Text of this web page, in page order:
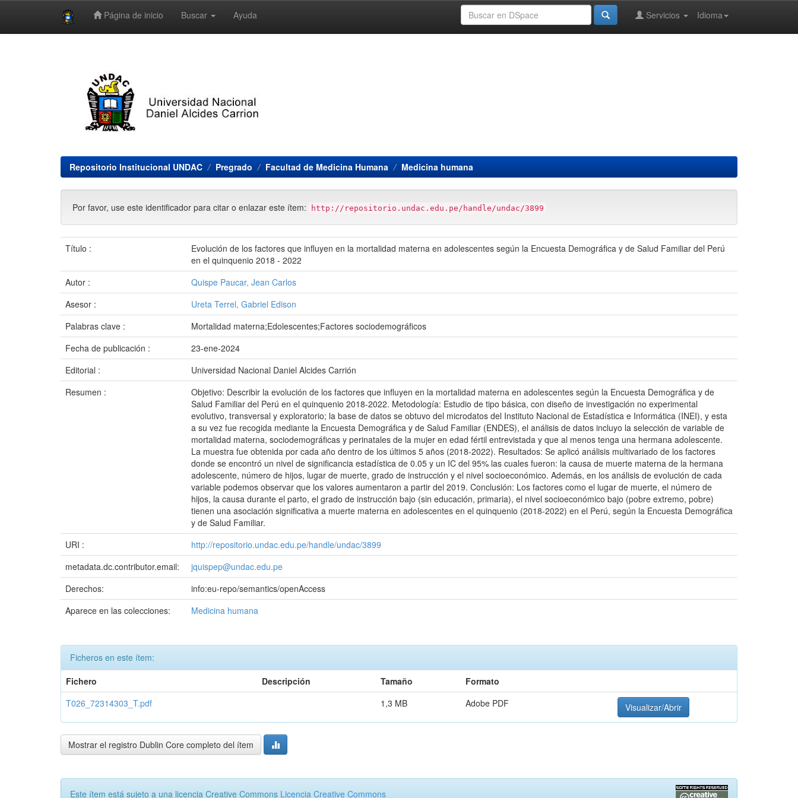
Página de inicio Buscar Ayuda Idioma
Servicios
Repositorio Institucional UNDAC Pregrado Facultad de Medicina Humana Medicina humana
Por favor, use este identificador para citar o enlazar este ítem: http://repositorio.undac.edu.pe/handle/undac/3899
Título :
Evolución de los factores que influyen en la mortalidad materna en adolescentes según la Encuesta Demográfica y de Salud Familiar del Perú
en el quinquenio 2018 - 2022
Autor :
Quispe Paucar, Jean Carlos
Asesor :
Ureta Terrel, Gabriel Edison
Palabras clave :
Mortalidad materna;Edolescentes;Factores sociodemográficos
Fecha de publicación :
23-ene-2024
Editorial :
Universidad Nacional Daniel Alcides Carrión
Resumen :
Objetivo: Describir la evolución de los factores que influyen en la mortalidad materna en adolescentes según la Encuesta Demográfica y de
Salud Familiar del Perú en el quinquenio 2018-2022. Metodología: Estudio de tipo básica, con diseño de investigación no experimental
evolutivo, transversal y exploratorio; la base de datos se obtuvo del microdatos del Instituto Nacional de Estadística e Informática (INEI), y esta
a su vez fue recogida mediante la Encuesta Demográfica y de Salud Familiar (ENDES), el análisis de datos incluyo la selección de variable de
mortalidad materna, sociodemográficas y perinatales de la mujer en edad fértil entrevistada y que al menos tenga una hermana adolescente.
La muestra fue obtenida por cada año dentro de los últimos 5 años (2018-2022). Resultados: Se aplicó análisis multivariado de los factores
donde se encontró un nivel de significancia estadística de 0.05 y un IC del 95% las cuales fueron: la causa de muerte materna de la hermana
adolescente, número de hijos, lugar de muerte, grado de instrucción y el nivel socioeconómico. Además, en los análisis de evolución de cada
variable podemos observar que los valores aumentaron a partir del 2019. Conclusión: Los factores como el lugar de muerte, el número de
hijos, la causa durante el parto, el grado de instrucción bajo (sin educación, primaria), el nivel socioeconómico bajo (pobre extremo, pobre)
tienen una asociación significativa a muerte materna en adolescentes en el quinquenio (2018-2022) en el Perú, según la Encuesta Demográfica
y de Salud Familiar.
URI :
http://repositorio.undac.edu.pe/handle/undac/3899
metadata.dc.contributor.email:
jquispep@undac.edu.pe
Derechos:
info:eu-repo/semantics/openAccess
Aparece en las colecciones:
Medicina humana
Ficheros en este ítem:
Fichero
Descripción Tamaño
Formato
T026_72314303_T.pdf
1,3 MB Adobe PDF Visualizar/Abrir
Mostrar el registro Dublin Core completo del ítem
Este ítem está sujeto a una licencia Creative Commons Licencia Creative Commons